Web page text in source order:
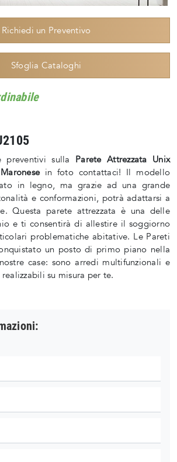
Richiedi un Preventivo
Sfoglia Cataloghi
preventivi sulla Parete Attrezzata Unix
in foto contattaci! Il modello
in legno, ma grazie ad una grande
e conformazioni, potrà adattarsi a
Questa parete attrezzata è una delle
e ti consentirà di allestire il soggiorno
problematiche abitative. Le Pareti
un posto di primo piano nella
case: sono arredi multifunzionali e
su misura per te.